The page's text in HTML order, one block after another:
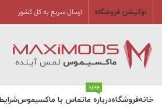
لوکیشن فروشگاه ارسال سریع به کل کشور
خانهفروشگاهدرباره ما
جدید
تماس با ماکسیموس